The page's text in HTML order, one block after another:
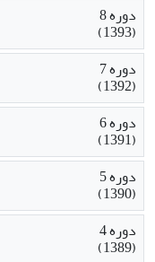
دوره 8
(1393)
دوره 7
(1392)
دوره 6
(1391)
دوره 5
(1390)
دوره 4
(1389)